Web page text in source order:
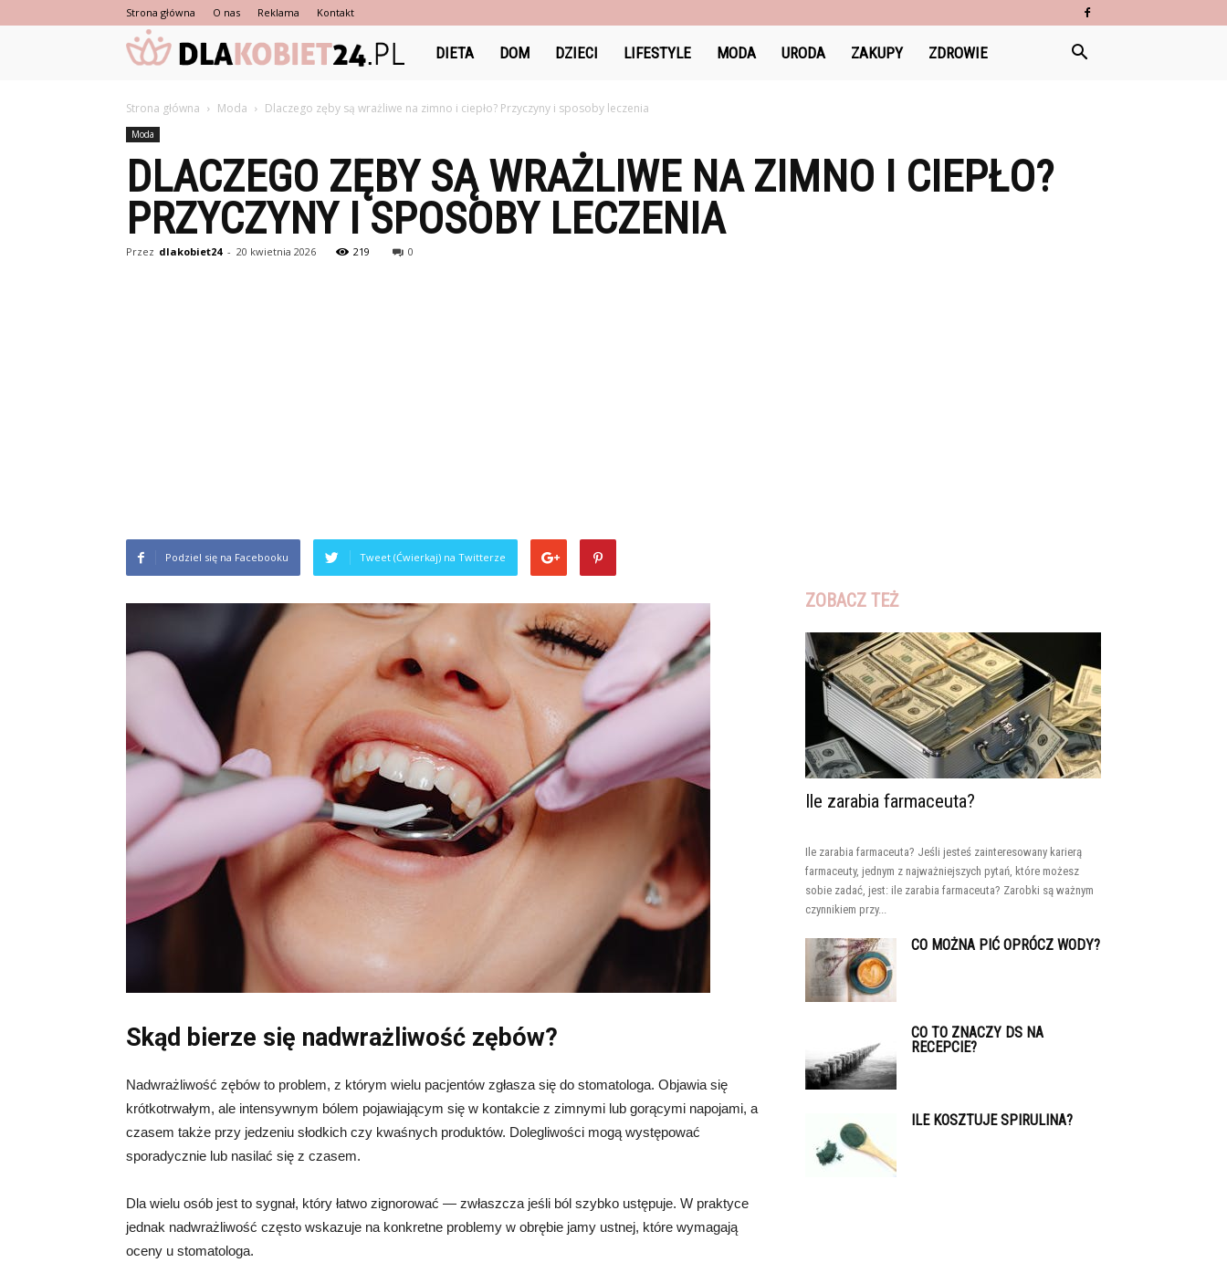
Strona główna O nas Reklama Kontakt
DlaKobiet24.pl
DIETA DOM DZIECI LIFESTYLE MODA URODA ZAKUPY ZDROWIE
Strona główna Moda Dlaczego zęby są wrażliwe na zimno i ciepło? Przyczyny i sposoby leczenia
Moda
DLACZEGO ZĘBY SĄ WRAŻLIWE NA ZIMNO I CIEPŁO?
PRZYCZYNY I SPOSOBY LECZENIA
Przez dlakobiet24 - 20 kwietnia 2026 219 0
Podziel się na Facebooku Tweet (Ćwierkaj) na Twitterze
Skąd bierze się nadwrażliwość zębów?
Nadwrażliwość zębów to problem, z którym wielu pacjentów zgłasza się do stomatologa. Objawia się
krótkotrwałym, ale intensywnym bólem pojawiającym się w kontakcie z zimnymi lub gorącymi napojami, a
czasem także przy jedzeniu słodkich czy kwaśnych produktów. Dolegliwości mogą występować
sporadycznie lub nasilać się z czasem.
Dla wielu osób jest to sygnał, który łatwo zignorować — zwłaszcza jeśli ból szybko ustępuje. W praktyce
jednak nadwrażliwość często wskazuje na konkretne problemy w obrębie jamy ustnej, które wymagają
oceny u stomatologa.
ZOBACZ TEŻ
Ile zarabia farmaceuta?
Ile zarabia farmaceuta? Jeśli jesteś zainteresowany karierą
farmaceuty, jednym z najważniejszych pytań, które możesz
sobie zadać, jest: ile zarabia farmaceuta? Zarobki są ważnym
czynnikiem przy...
CO MOŻNA PIĆ OPRÓCZ WODY?
CO TO ZNACZY DS NA
RECEPCIE?
ILE KOSZTUJE SPIRULINA?